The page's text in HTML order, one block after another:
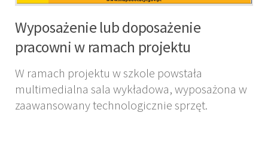
Wyposażenie lub doposażenie
pracowni w ramach projektu
W ramach projektu w szkole powstała
multimedialna sala wykładowa, wyposażona w
zaawansowany technologicznie sprzęt.